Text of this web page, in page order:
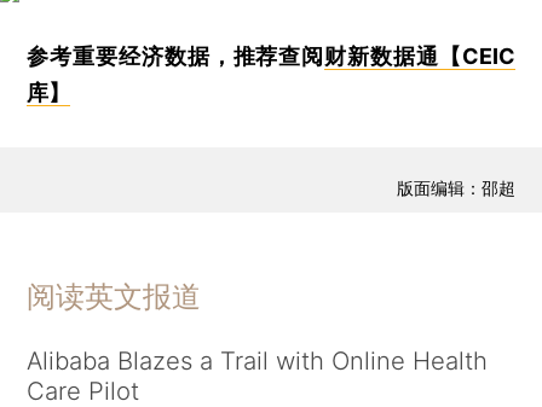
参考重要经济数据，推荐查阅 财新数据通【CEIC
库】
版面编辑：邵超
阅读英文报道
Alibaba Blazes a Trail with Online Health
Care Pilot